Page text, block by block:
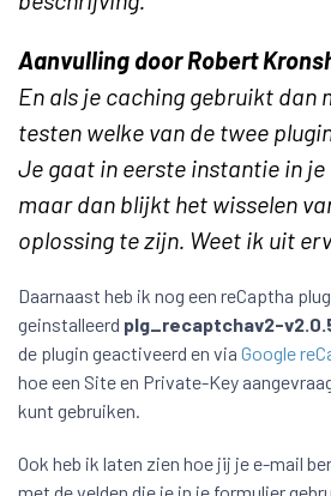
Aanvulling door Robert
En als je caching gebruikt dan
testen welke van de twee
Je gaat in eerste instantie in
maar dan blijkt het wisselen
oplossing te zijn. Weet ik uit
Daarnaast heb ik nog een reCaptha
geinstalleerd plg_recaptchav2-
de plugin geactiveerd en via Google
hoe een Site en Private-Key
kunt gebruiken.
Ook heb ik laten zien hoe jij je e-mail